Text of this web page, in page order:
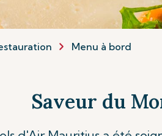
Menu à bord
Saveur du